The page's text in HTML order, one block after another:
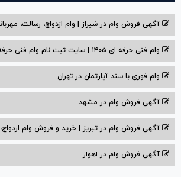
آگهی فروش وام در شیراز | وام ازدواج، رسالت،
وام فنی حرفه ای ۱۴۰۵ | سایت ثبت نام وام فنی حرفه ای
وام فوری با سند آپارتمان در تهران
آگهی فروش وام در مشهد
آگهی فروش وام در تبریز | خرید و فروش وام
آگهی فروش وام در اهواز